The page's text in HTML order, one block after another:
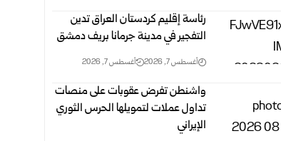
رئاسة إقليم كردستان العراق تدين
التفجير في مدينة جرمانا بريف دمشق
أغسطس 7, 2026 أغسطس 7, 2026
واشنطن تفرض عقوبات على منصات
تداول عملات لتمويلها الحرس الثوري
الإيراني